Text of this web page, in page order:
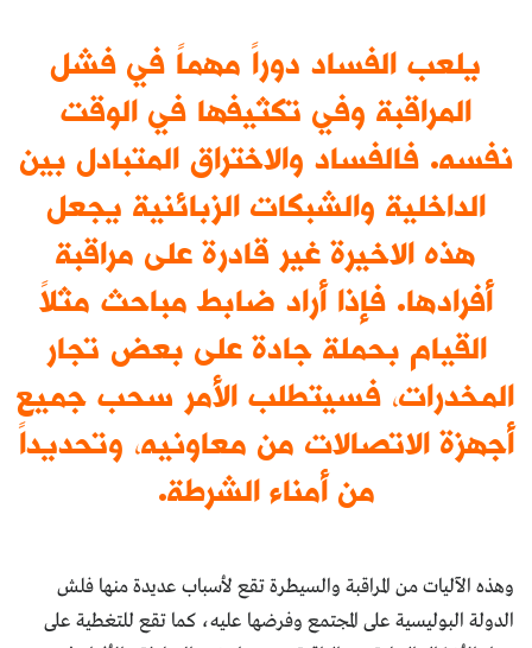
يلعب الفساد دوراً مهماً في فشل
المراقبة وفي تكثيفها في الوقت
نفسه. فالفساد والاختراق المتبادل بين
الداخلية والشبكات الزبائنية يجعل
هذه الاخيرة غير قادرة على مراقبة
أفرادها. فإذا أراد ضابط مباحث مثلاً
القيام بحملة جادة على بعض تجار
المخدرات، فسيتطلب الأمر سحب جميع
أجهزة الاتصالات من معاونيه، وتحديداً
من أمناء الشرطة.
وهذه الآليات من المراقبة والسيطرة تقع لأسباب عديدة منها فلش
الدولة البوليسية على المجتمع وفرضها عليه، كما تقع للتغطية على